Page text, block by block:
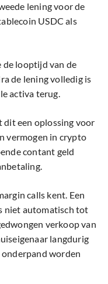
lening voor de
USDC als
looptijd van de
de lening volledig is
activa terug.
een oplossing voor
vermogen in crypto
contant geld
calls kent. Een
niet automatisch tot
verkoop van
langdurig
worden